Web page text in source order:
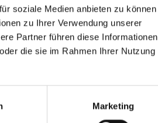
soziale Medien anbieten zu können
zu Ihrer Verwendung unserer
Partner führen diese Informationen
die sie im Rahmen Ihrer Nutzung
Marketing